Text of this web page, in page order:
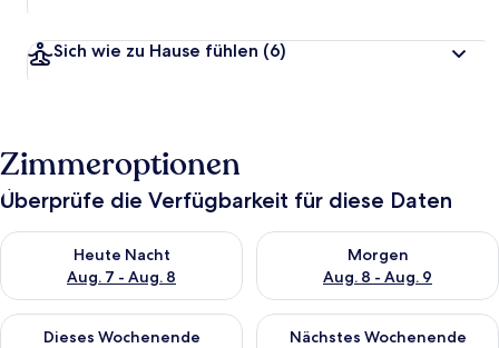
Sich wie zu Hause fühlen (6)
Zimmeroptionen
Überprüfe die Verfügbarkeit für diese Daten
Heute Nacht
Aug. 7 - Aug. 8
Überprüfe die Verfügbarkeit für heute Nacht, Aug. 7 - Aug. 8.
Morgen
Aug. 8 - Aug. 9
Überprüfe die Verfügbarkeit
Dieses Wochenende
Überprüfe die Verfügbarkeit für dieses Wochenende, Aug. 7
Nächstes Wochenende
Überprüfe die Verfügbarkeit